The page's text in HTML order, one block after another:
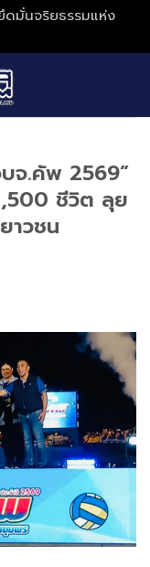
มั่นจริยธรรมแห่ง
จ.คัพ 2569”
ชีวิต ลุย
าวชน